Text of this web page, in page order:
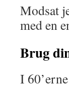
Modsat
med en
Brug
I